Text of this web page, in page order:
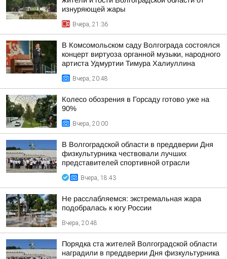
изнуряющей жары
Вчера, 21:36
В Комсомольском саду Волгограда состоялся
концерт виртуоза органной музыки, народного
артиста Удмуртии Тимура Халиуллина
Вчера, 20:48
Колесо обозрения в Горсаду готово уже на
90%
Вчера, 20:00
В Волгоградской области в преддверии Дня
физкультурника чествовали лучших
представителей спортивной отрасли
Вчера, 18:43
Не расслабляемся: экстремальная жара
подобралась к югу России
Вчера, 20:48
Порядка ста жителей Волгоградской области
наградили в преддверии Дня физкультурника